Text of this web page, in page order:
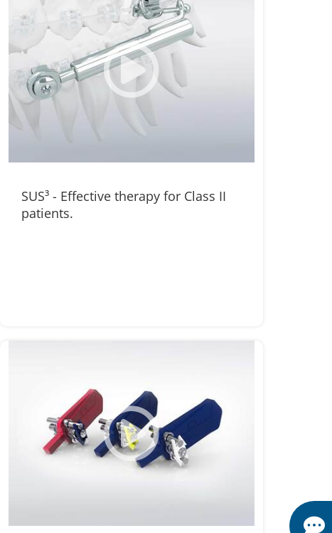
SUS³ - Effective therapy for Class II
patients.